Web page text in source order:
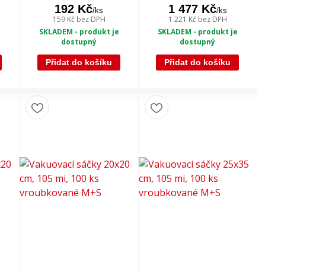
192 Kč/ks
159 Kč bez DPH
SKLADEM - produkt je
dostupný
Přidat do košíku
1 477 Kč/ks
1 221 Kč bez DPH
SKLADEM - produkt je
dostupný
Přidat do košíku